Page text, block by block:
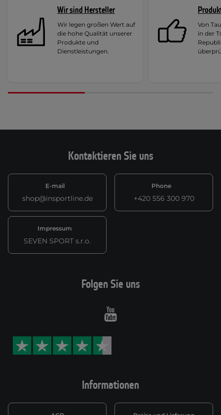
Wir sind Hersteller
Wir legen großen Wert auf
die hohe Qualität unserer
Produkte und
Dienstleistungen.
Von
in der
Kontaktieren Sie uns
E-mail
shop@insportline.de
Phone
+420 556 300 970
Impressum
SEVEN SPORT s.r.o.
Informationen
Folgen Sie uns
Youtube